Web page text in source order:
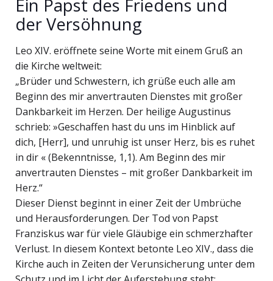
Ein Papst des Friedens und
der Versöhnung
Leo XIV. eröffnete seine Worte mit einem Gruß an
die Kirche weltweit:
„Brüder und Schwestern, ich grüße euch alle am
Beginn des mir anvertrauten Dienstes mit großer
Dankbarkeit im Herzen. Der heilige Augustinus
schrieb: »Geschaffen hast du uns im Hinblick auf
dich, [Herr], und unruhig ist unser Herz, bis es ruhet
in dir « (Bekenntnisse, 1,1). Am Beginn des mir
anvertrauten Dienstes – mit großer Dankbarkeit im
Herz.“
Dieser Dienst beginnt in einer Zeit der Umbrüche
und Herausforderungen. Der Tod von Papst
Franziskus war für viele Gläubige ein schmerzhafter
Verlust. In diesem Kontext betonte Leo XIV., dass die
Kirche auch in Zeiten der Verunsicherung unter dem